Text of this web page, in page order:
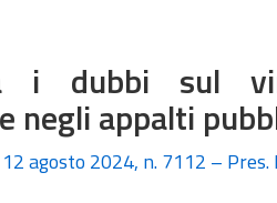
i dubbi sul
negli appalti
12 agosto 2024, n. 7112 –